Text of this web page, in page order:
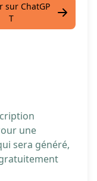
sur ChatGP
T
une
sera généré,